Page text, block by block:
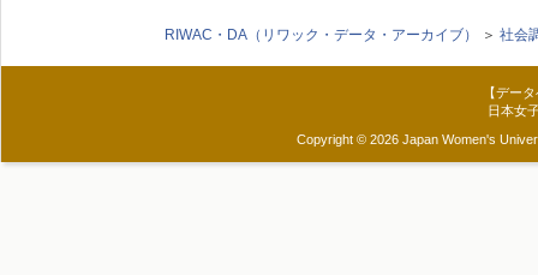
RIWAC・DA（リワック・データ・アーカイブ） ＞ 社会
【デー
日本女
Copyright © 2026 Japan Women's